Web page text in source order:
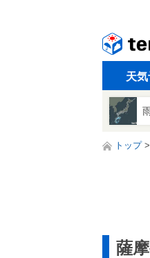
天
トップ
薩